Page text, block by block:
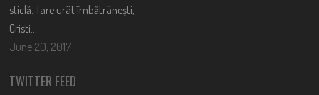
sticlă. Tare urât îmbătrânești,
Cristi….
June 20, 2017
TWITTER FEED